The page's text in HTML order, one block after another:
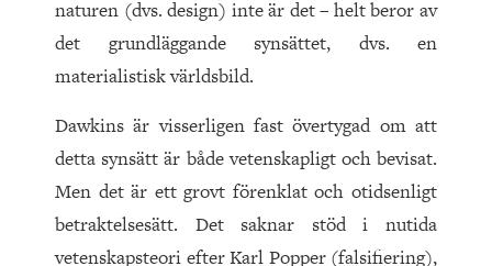
naturen (dvs. design) inte är det – helt beror av
det grundläggande synsättet, dvs. en
materialistisk världsbild.
Dawkins är visserligen fast övertygad om att
detta synsätt är både vetenskapligt och bevisat.
Men det är ett grovt förenklat och otidsenligt
betraktelsesätt. Det saknar stöd i nutida
vetenskapsteori efter Karl Popper (falsifiering),